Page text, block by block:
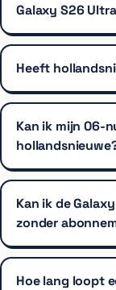
Galaxy S26
Heeft
Kan ik mijn 06-
Kan ik de
zonder
Hoe lang loopt